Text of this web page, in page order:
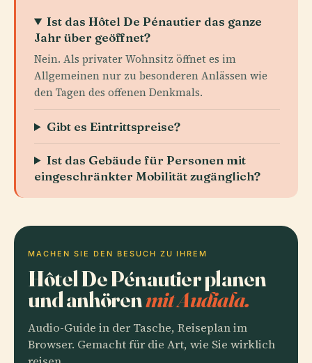
Ist das Hôtel De Pénautier das ganze
Jahr über geöffnet?
Nein. Als privater Wohnsitz öffnet es im
Allgemeinen nur zu besonderen Anlässen wie
den Tagen des offenen Denkmals.
Gibt es Eintrittspreise?
Ist das Gebäude für Personen mit
eingeschränkter Mobilität zugänglich?
MACHEN SIE DEN BESUCH ZU IHREM
Hôtel De Pénautier planen
und anhörenmit Audiala.
Audio-Guide in der Tasche, Reiseplan im
Browser. Gemacht für die Art, wie Sie wirklich